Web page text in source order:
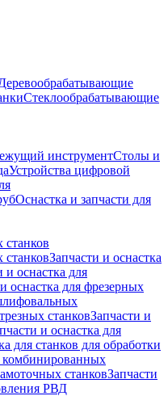
Стеклообрабатывающие
инструментСтолы и
Устройства цифровой
Оснастка и запчасти для
станков
станковЗапчасти и оснастка
и оснастка для
оснастка для фрезерных
станковЗапчасти и
и оснастка для
для станков для обработки
комбинированных
станковЗапчасти
РВД